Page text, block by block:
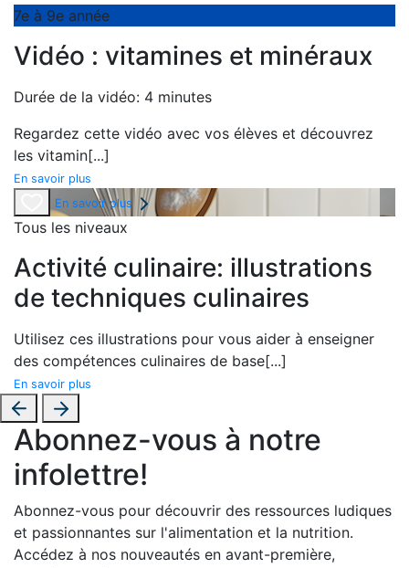
7e à 9e année
Vidéo : vitamines et minéraux
Durée de la vidéo: 4 minutes
Regardez cette vidéo avec vos élèves et découvrez
les vitamin[...]
En savoir plus
En savoir plus
Tous les niveaux
Activité culinaire: illustrations
de techniques culinaires
Utilisez ces illustrations pour vous aider à enseigner
des compétences culinaires de base[...]
En savoir plus
Abonnez-vous à notre
infolettre!
Abonnez-vous pour découvrir des ressources ludiques
et passionnantes sur l'alimentation et la nutrition.
Accédez à nos nouveautés en avant-première,